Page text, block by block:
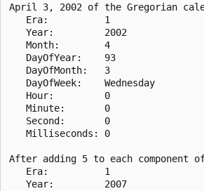
April 3, 2002 of the Gregorian
   Era:          1
   Year:         2002
   Month:        4
   DayOfYear:    93
   DayOfMonth:   3
   DayOfWeek:    Wednesday
   Hour:         0
   Minute:       0
   Second:       0
   Milliseconds: 0
After adding 5 to each component
   Era:          1
   Year:         2007